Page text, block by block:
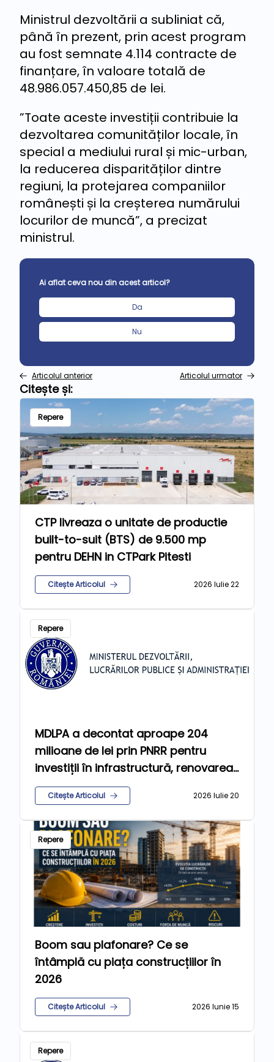
Ministrul dezvoltării a subliniat că,
până în prezent, prin acest program
au fost semnate 4.114 contracte de
finanțare, în valoare totală de
48.986.057.450,85 de lei.
”Toate aceste investiții contribuie la
dezvoltarea comunităților locale, în
special a mediului rural și mic-urban,
la reducerea disparităților dintre
regiuni, la protejarea companiilor
românești și la creșterea numărului
locurilor de muncă”, a precizat
ministrul.
Ai aflat ceva nou din acest articol?
Da
Nu
Articolul anterior Articolul urmator
Citește și:
Repere
CTP livreaza o unitate de productie
built-to-suit (BTS) de 9.500 mp
pentru DEHN in CTPark Pitesti
Citește Articolul 2026 Iulie 22
Repere
MDLPA a decontat aproape 204
milioane de lei prin PNRR pentru
investiții în infrastructură, renovarea
clădirilor și educație
Citește Articolul 2026 Iulie 20
Repere
Boom sau plafonare? Ce se
întâmplă cu piața construcțiilor în
2026
Citește Articolul 2026 Iunie 15
Repere